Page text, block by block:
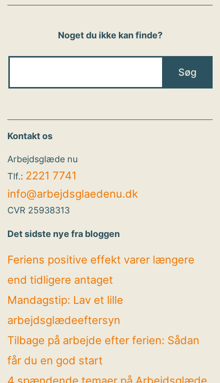
Noget du ikke kan finde?
Kontakt os
Arbejdsglæde nu
Tlf.: 2221 7741
info@arbejdsglaedenu.dk
CVR 25938313
Det sidste nye fra bloggen
Feriens positive effekt varer længere
end tidligere antaget
Mandagstip: Lav et lille
arbejdsglædeeftersyn
Tilbage på arbejde efter ferien: Sådan
får du en god start